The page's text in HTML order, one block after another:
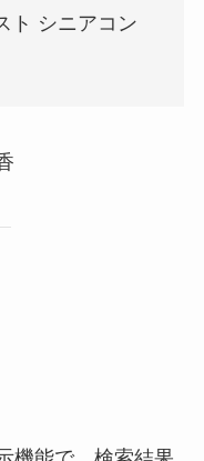
ト シニアコン